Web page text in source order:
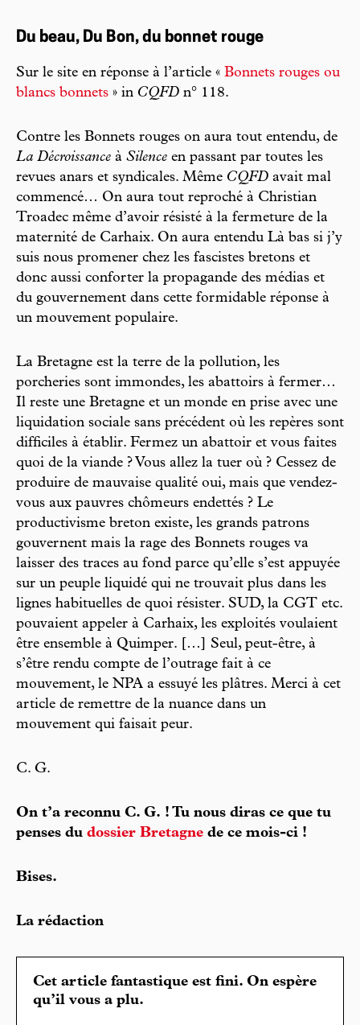
Du beau, Du Bon, du bonnet rouge
Sur le site en réponse à l’article « Bonnets rouges ou
blancs bonnets » in CQFD n° 118.
Contre les Bonnets rouges on aura tout entendu, de
La Décroissance à Silence en passant par toutes les
revues anars et syndicales. Même CQFD avait mal
commencé… On aura tout reproché à Christian
Troadec même d’avoir résisté à la fermeture de la
maternité de Carhaix. On aura entendu Là bas si j’y
suis nous promener chez les fascistes bretons et
donc aussi conforter la propagande des médias et
du gouvernement dans cette formidable réponse à
un mouvement populaire.
La Bretagne est la terre de la pollution, les
porcheries sont immondes, les abattoirs à fermer…
Il reste une Bretagne et un monde en prise avec une
liquidation sociale sans précédent où les repères sont
difficiles à établir. Fermez un abattoir et vous faites
quoi de la viande ? Vous allez la tuer où ? Cessez de
produire de mauvaise qualité oui, mais que vendez-
vous aux pauvres chômeurs endettés ? Le
productivisme breton existe, les grands patrons
gouvernent mais la rage des Bonnets rouges va
laisser des traces au fond parce qu’elle s’est appuyée
sur un peuple liquidé qui ne trouvait plus dans les
lignes habituelles de quoi résister. SUD, la CGT etc.
pouvaient appeler à Carhaix, les exploités voulaient
être ensemble à Quimper. […] Seul, peut-être, à
s’être rendu compte de l’outrage fait à ce
mouvement, le NPA a essuyé les plâtres. Merci à cet
article de remettre de la nuance dans un
mouvement qui faisait peur.
C. G.
On t’a reconnu C. G. ! Tu nous diras ce que tu
penses du dossier Bretagne de ce mois-ci !
Bises.
La rédaction
Cet article fantastique est fini. On espère
qu’il vous a plu.